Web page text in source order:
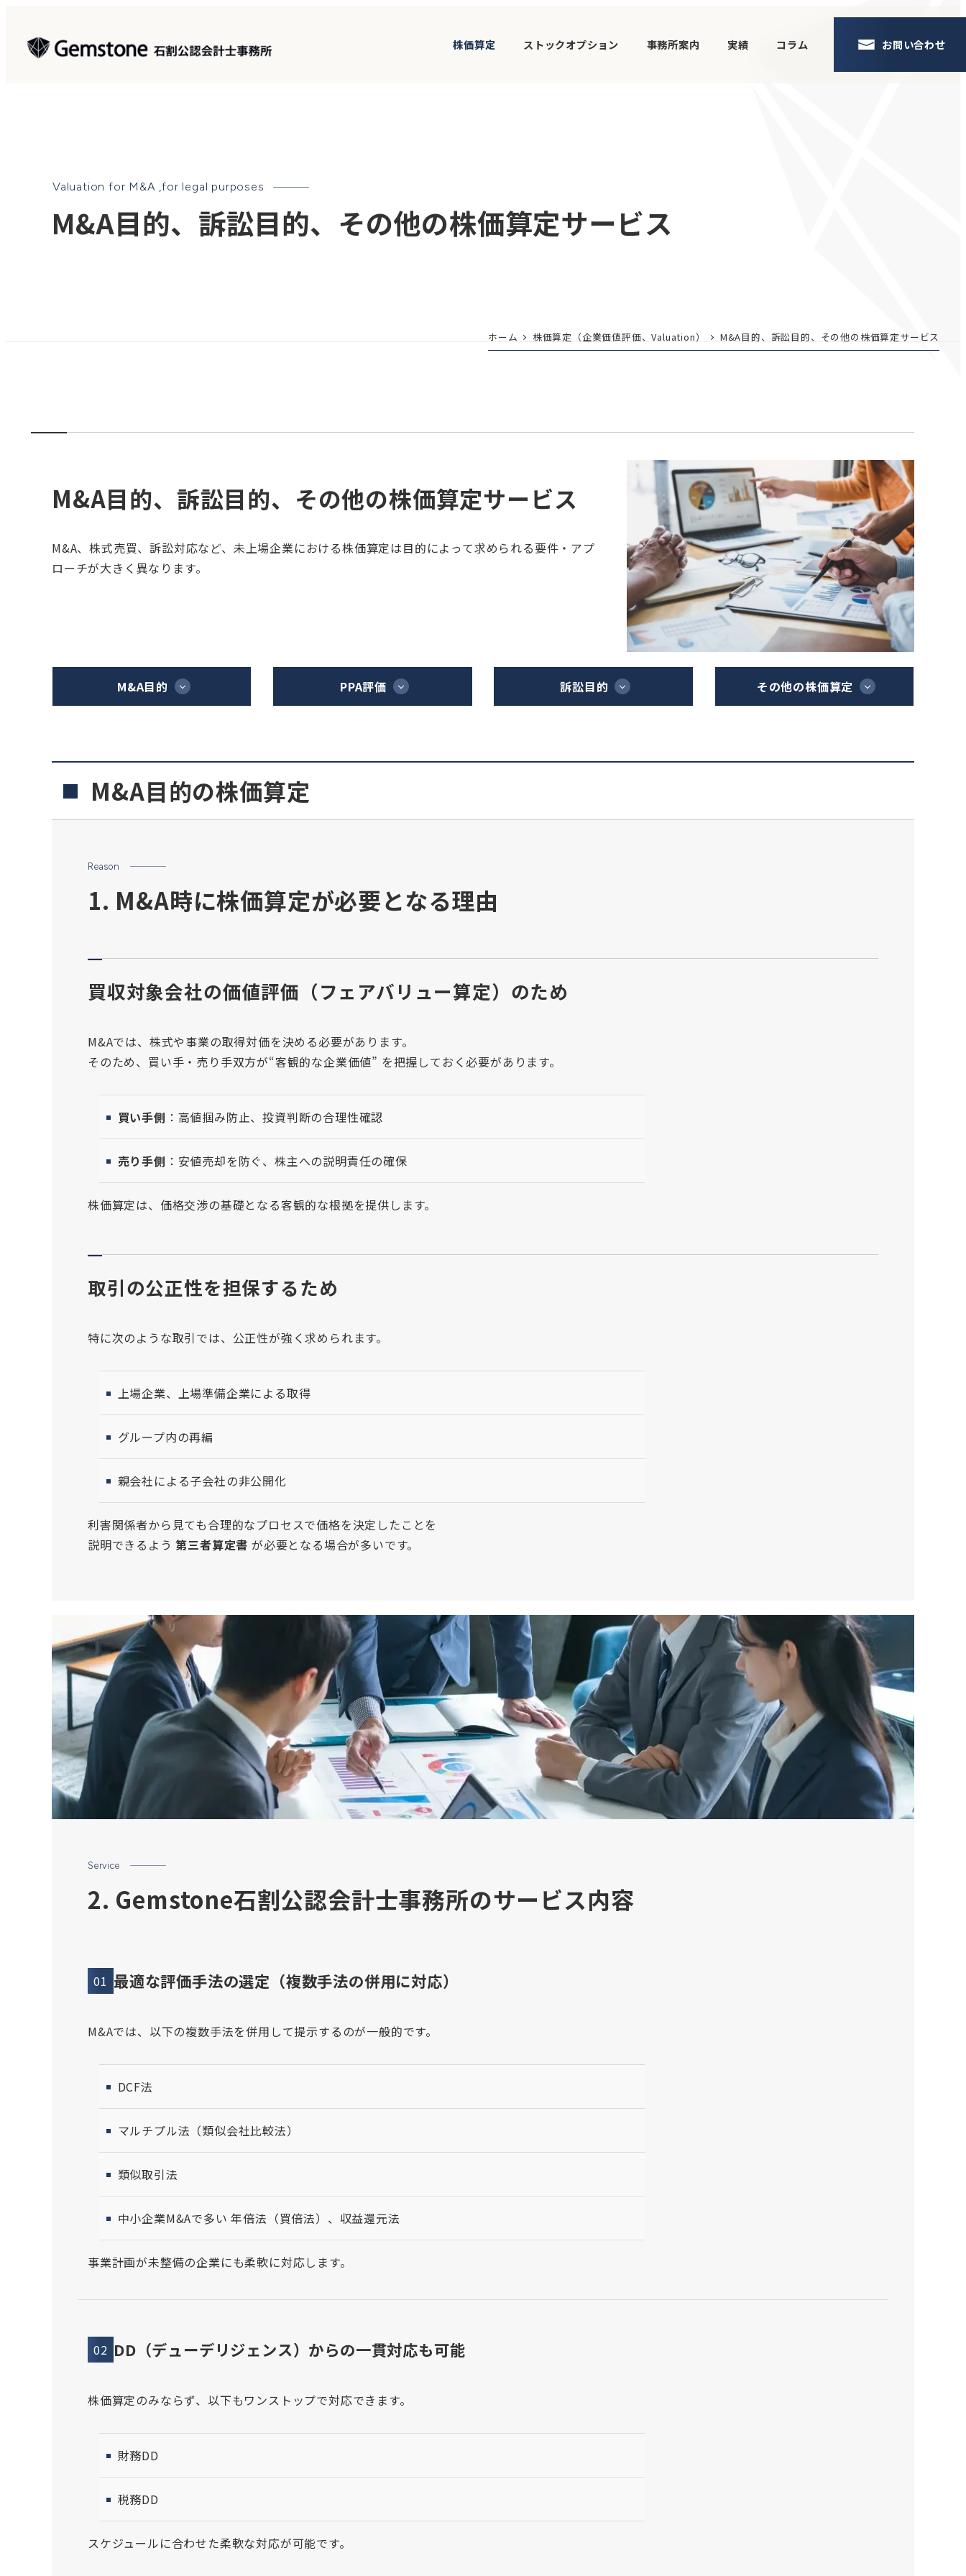
株価算定 ストックオプション 事務所案内 実績 コラム お問い合わせ
M&A目的、訴訟目的、その他の株価算定サービス
Valuation for M&A ,for legal purposes
ホーム 株価算定（企業価値評価、Valuation） M&A目的、訴訟目的、その他の株価算定サービス
M&A目的、訴訟目的、その他の株価算定サービス
M&A、株式売買、訴訟対応など、未上場企業における株価算定は目的によって求められる要件・アプ
ローチが大きく異なります。
M&A目的 PPA評価 訴訟目的 その他の株価算定
M&A目的の株価算定
Reason
1. M&A時に株価算定が必要となる理由
買収対象会社の価値評価（フェアバリュー算定）のため
M&Aでは、株式や事業の取得対価を決める必要があります。
そのため、買い手・売り手双方が“客観的な企業価値” を把握しておく必要があります。
買い手側 ：高値掴み防止、投資判断の合理性確認
売り手側 ：安値売却を防ぐ、株主への説明責任の確保
株価算定は、価格交渉の基礎となる客観的な根拠を提供します。
取引の公正性を担保するため
特に次のような取引では、公正性が強く求められます。
上場企業、上場準備企業による取得
グループ内の再編
親会社による子会社の非公開化
利害関係者から見ても合理的なプロセスで価格を決定したことを
説明できるよう第三者算定書 が必要となる場合が多いです。
Service
2. Gemstone石割公認会計士事務所のサービス内容
01 最適な評価手法の選定（複数手法の併用に対応）
M&Aでは、以下の複数手法を併用して提示するのが一般的です。
DCF法
マルチプル法（類似会社比較法）
類似取引法
中小企業M&Aで多い 年倍法（買倍法）、収益還元法
事業計画が未整備の企業にも柔軟に対応します。
02 DD（デューデリジェンス）からの一貫対応も可能
株価算定のみならず、以下もワンストップで対応できます。
財務DD
税務DD
スケジュールに合わせた柔軟な対応が可能です。